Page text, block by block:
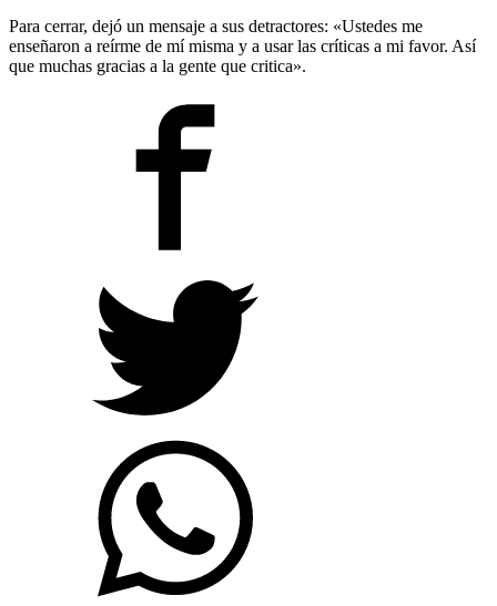
Para cerrar, dejó un mensaje a sus detractores: «Ustedes me
enseñaron a reírme de mí misma y a usar las críticas a mi favor. Así
que muchas gracias a la gente que critica».